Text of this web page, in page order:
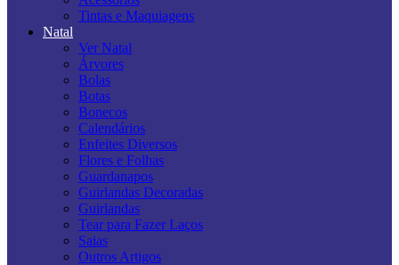
Tintas e Maquiagens
Natal
Ver Natal
Árvores
Bolas
Botas
Bonecos
Calendários
Enfeites Diversos
Flores e Folhas
Guardanapos
Guirlandas Decoradas
Guirlandas
Tear para Fazer Laços
Saias
Outros Artigos